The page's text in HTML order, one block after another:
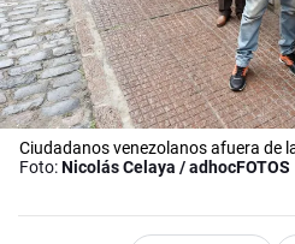
Ciudadanos venezolanos afuera de
Foto:Nicolás Celaya / adhocFOTOS